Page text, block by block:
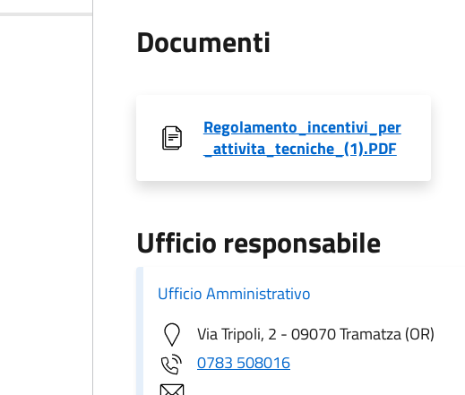
Documenti
Regolamento_incentivi_per
_attivita_tecniche_(1).PDF
Ufficio responsabile
Ufficio Amministrativo
Via Tripoli, 2 - 09070 Tramatza (OR)
0783 508016